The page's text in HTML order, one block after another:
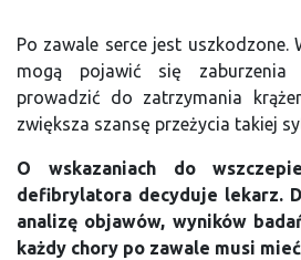
Po zawale serce jest uszkodzone.
mogą pojawić się
prowadzić do zatrzymania
zwiększa szansę przeżycia takiej
O wskazaniach do
defibrylatora decyduje lekarz.
analizę objawów, wyników
każdy chory po zawale musi